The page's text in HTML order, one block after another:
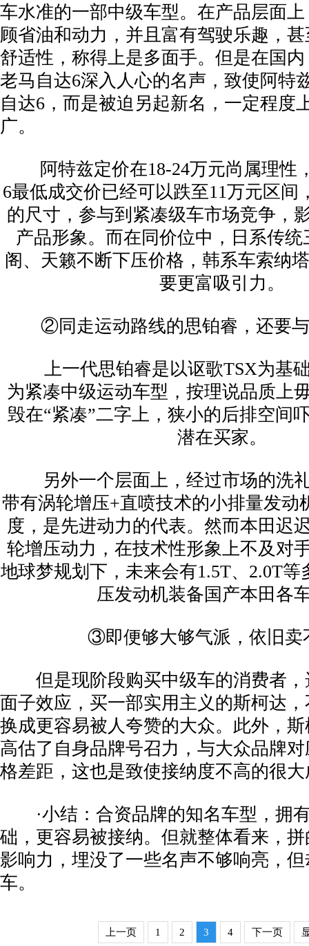
车水准的一部中级车型。在产品层面
顾省油和动力，并且富有驾驶乐趣，
舒适性，称得上是多面手。但是在国
老马自达6深入人心的名声，致使阿特
自达6，而是被迫另起新名，一定程度
广。
阿特兹定价在18-24万元尚属理性
6最低成交价已经可以跌至11万元区间
的尺寸，参与到紧凑级车市场竞争，
产品形象。而在同价位中，日系传
阁、天籁不断下压价格，韩系车索纳
要更富吸引力。
②同走运动路线的思铂睿，还要与
上一代思铂睿是以讴歌TSX为基
为紧凑中级运动车型，按理说品质上
毁在“紧凑”二字上，狭小的后排空间
潜在买家。
另外一个层面上，经过市场的洗
带有涡轮增压+直喷技术的小排量发动
度，是先进动力的代表。然而本田迟
轮增压动力，在技术性形象上不及对
地球梦规划下，未来会有1.5T、2.0T
压发动机装备国产本田各
③即便够大够气派，依旧卖
但是现阶段购买中级车的消费者，
面子效应，买一部实用主义的斯柯达
换成更容易被人夸赞的大众。此外，
高估了自身品牌号召力，与大众品牌
格差距，这也是致使接纳度不高的很
·小结：合资品牌的知名车型，拥
础，更容易被接纳。但就整体看来，
影响力，埋没了一些名声不够响亮，
车。
上一页 1 2 3 4 下一页